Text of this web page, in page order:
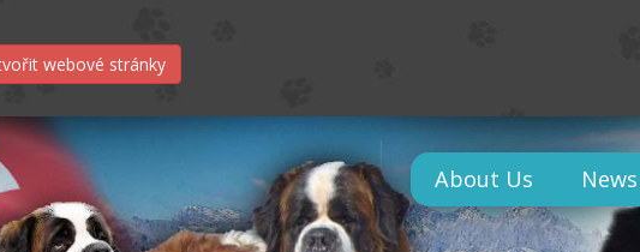
webové stránky
About Us News